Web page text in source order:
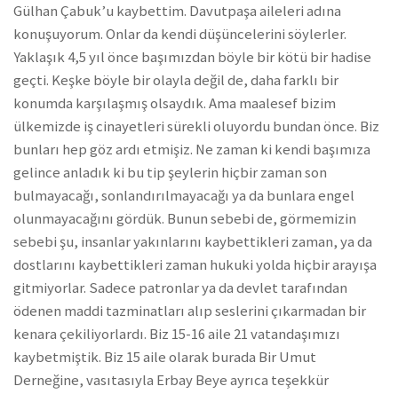
Gülhan Çabuk’u kaybettim. Davutpaşa aileleri adına
konuşuyorum. Onlar da kendi düşüncelerini söylerler.
Yaklaşık 4,5 yıl önce başımızdan böyle bir kötü bir hadise
geçti. Keşke böyle bir olayla değil de, daha farklı bir
konumda karşılaşmış olsaydık. Ama maalesef bizim
ülkemizde iş cinayetleri sürekli oluyordu bundan önce. Biz
bunları hep göz ardı etmişiz. Ne zaman ki kendi başımıza
gelince anladık ki bu tip şeylerin hiçbir zaman son
bulmayacağı, sonlandırılmayacağı ya da bunlara engel
olunmayacağını gördük. Bunun sebebi de, görmemizin
sebebi şu, insanlar yakınlarını kaybettikleri zaman, ya da
dostlarını kaybettikleri zaman hukuki yolda hiçbir arayışa
gitmiyorlar. Sadece patronlar ya da devlet tarafından
ödenen maddi tazminatları alıp seslerini çıkarmadan bir
kenara çekiliyorlardı. Biz 15-16 aile 21 vatandaşımızı
kaybetmiştik. Biz 15 aile olarak burada Bir Umut
Derneğine, vasıtasıyla Erbay Beye ayrıca teşekkür